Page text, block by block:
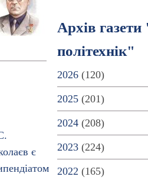
Архів
політехнік"
2026(120)
2025(201)
2024(208)
2023(224)
2022 (165)